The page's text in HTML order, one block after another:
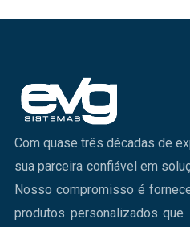
Com quase três décadas de
sua parceira confiável em
Nosso compromisso é
produtos personalizados